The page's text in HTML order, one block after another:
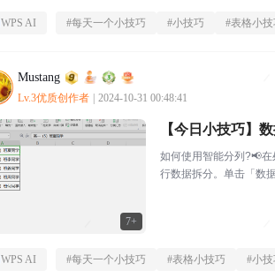
WPS AI #每天一个小技巧 #小技巧 #表格小技
Mustang
Lv.3优质创作者 2024-10-31 00:48:41
7+
【今日小技巧】
如何使用智能分列?📢
行数据拆分。单击「数
WPS AI #每天一个小技巧 #表格小技巧 #小技